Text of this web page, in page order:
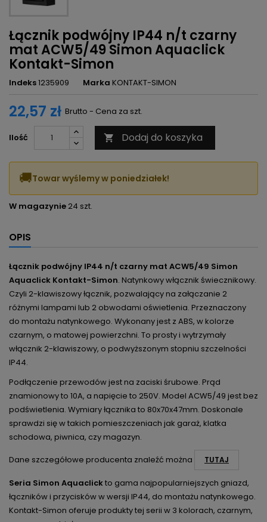
Łącznik podwójny IP44 n/t czarny
mat ACW5/49 Simon Aquaclick
Kontakt-Simon
Indeks1235909 Marka KONTAKT-SIMON
22,57 zł Brutto - Cena za szt.
Ilość  Dodaj do koszyka
🚚Towar wyślemy w poniedziałek!
W magazynie 24 szt.
OPIS
Łącznik podwójny IP44 n/t czarny mat ACW5/49 Simon
Aquaclick Kontakt-Simon. Natynkowy włącznik świecznikowy.
Czyli 2-klawiszowy łącznik, pozwalający na załączanie 2
różnymi lampami lub 2 obwodami oświetlenia. Przeznaczony
do montażu natynkowego. Wykonany jest z ABS, w kolorze
czarnym, o matowej powierzchni. To prosty i wytrzymały
włącznik 2-klawiszowy, o podwyższonym stopniu szczelności
IP44.
Podłączenie przewodów jest na zaciski śrubowe. Prąd
znamionowy to 10A, a napięcie to 250V. Model ACW5/49 jest bez
podświetlenia. Wymiary łącznika to 80x70x47mm. Doskonale
sprawdzi się w takich pomieszczeniach jak garaż, klatka
schodowa, piwnica, czy magazyn.
Dane szczegółowe producenta znaleźć można
TUTAJ
Seria Simon Aquaclickto gama najpopularniejszych gniazd,
łączników i przycisków w wersji IP44, do montażu natynkowego.
Kontakt-Simon oferuje produkty tej serii w 3 kolorach, czarnym,